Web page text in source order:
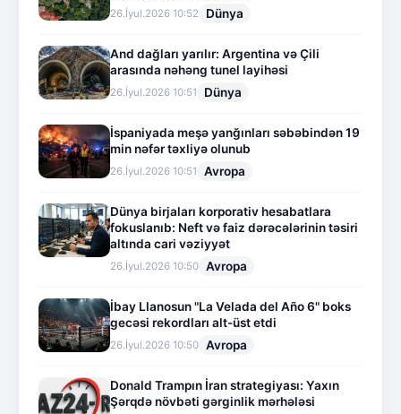
26.İyul.2026 10:52 Dünya
And dağları yarılır: Argentina və Çili
arasında nəhəng tunel layihəsi
26.İyul.2026 10:51 Dünya
İspaniyada meşə yanğınları səbəbindən 19
min nəfər təxliyə olunub
26.İyul.2026 10:51 Avropa
Dünya birjaları korporativ hesabatlara
fokuslanıb: Neft və faiz dərəcələrinin təsiri
altında cari vəziyyət
26.İyul.2026 10:50 Avropa
İbay Llanosun "La Velada del Año 6" boks
gecəsi rekordları alt-üst etdi
26.İyul.2026 10:50 Avropa
Donald Trampın İran strategiyası: Yaxın
Şərqdə növbəti gərginlik mərhələsi